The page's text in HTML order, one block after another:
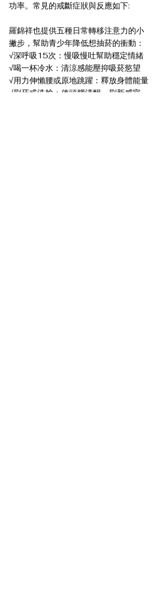
功率。常見的戒斷症狀與反應如下:
羅錦祥也提供五種日常轉移注意力的小
撇步，幫助青少年降低想抽菸的衝動：
√深呼吸15次：慢吸慢吐幫助穩定情緒
√喝一杯冷水：清涼感能壓抑吸菸慾望
√用力伸懶腰或原地跳躍：釋放身體能量
√刷牙或洗臉：使頭腦清醒，刷新感官